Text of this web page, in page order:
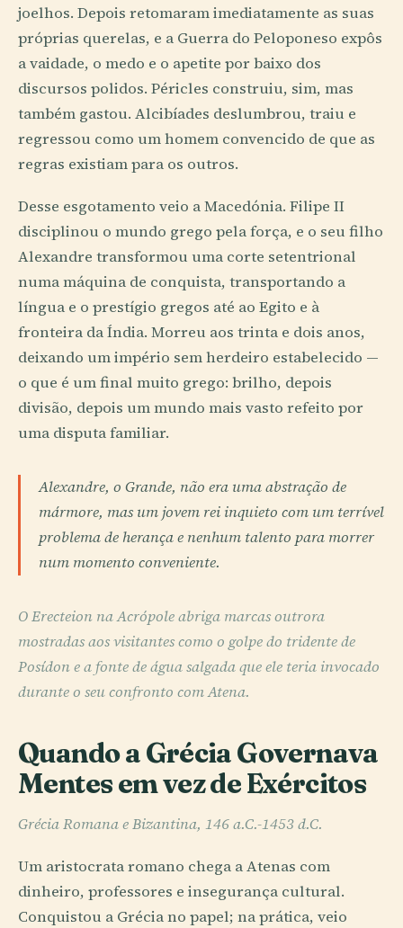
joelhos. Depois retomaram imediatamente as suas
próprias querelas, e a Guerra do Peloponeso expôs
a vaidade, o medo e o apetite por baixo dos
discursos polidos. Péricles construiu, sim, mas
também gastou. Alcibíades deslumbrou, traiu e
regressou como um homem convencido de que as
regras existiam para os outros.
Desse esgotamento veio a Macedónia. Filipe II
disciplinou o mundo grego pela força, e o seu filho
Alexandre transformou uma corte setentrional
numa máquina de conquista, transportando a
língua e o prestígio gregos até ao Egito e à
fronteira da Índia. Morreu aos trinta e dois anos,
deixando um império sem herdeiro estabelecido —
o que é um final muito grego: brilho, depois
divisão, depois um mundo mais vasto refeito por
uma disputa familiar.
Alexandre, o Grande, não era uma abstração de
mármore, mas um jovem rei inquieto com um terrível
problema de herança e nenhum talento para morrer
num momento conveniente.
O Erecteion na Acrópole abriga marcas outrora
mostradas aos visitantes como o golpe do tridente de
Posídon e a fonte de água salgada que ele teria invocado
durante o seu confronto com Atena.
Quando a Grécia Governava
Mentes em vez de Exércitos
Grécia Romana e Bizantina, 146 a.C.-1453 d.C.
Um aristocrata romano chega a Atenas com
dinheiro, professores e insegurança cultural.
Conquistou a Grécia no papel; na prática, veio